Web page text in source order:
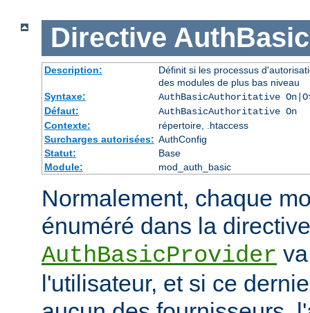
Directive
Description:
Définit si les processus
des modules de plus bas niveau
Syntaxe:
AuthBasicAuthoritative
Défaut:
AuthBasicAuthoritative On
Contexte:
répertoire, .htaccess
Surcharges autorisées: AuthConfig
Statut:
Base
Module:
mod_auth_basic
Normalement, chaque
énuméré dans la directive
AuthBasicProvider
l'utilisateur, et si ce